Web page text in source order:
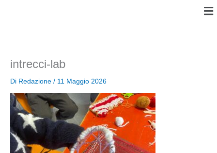
intrecci-lab
Di Redazione/ 11 Maggio 2026